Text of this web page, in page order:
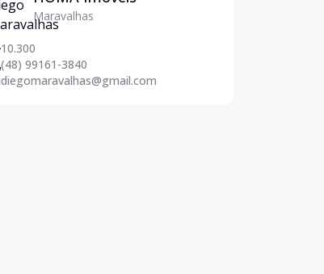
Maravalhas
10.300
(48) 99161-3840
diegomaravalhas@gmail.com